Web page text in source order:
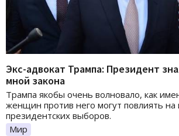
Экс-адвокат Трампа: Президент
мной закона
Трампа якобы очень волновало, как
женщин против него могут повлиять на
президентских выборов.
Мир